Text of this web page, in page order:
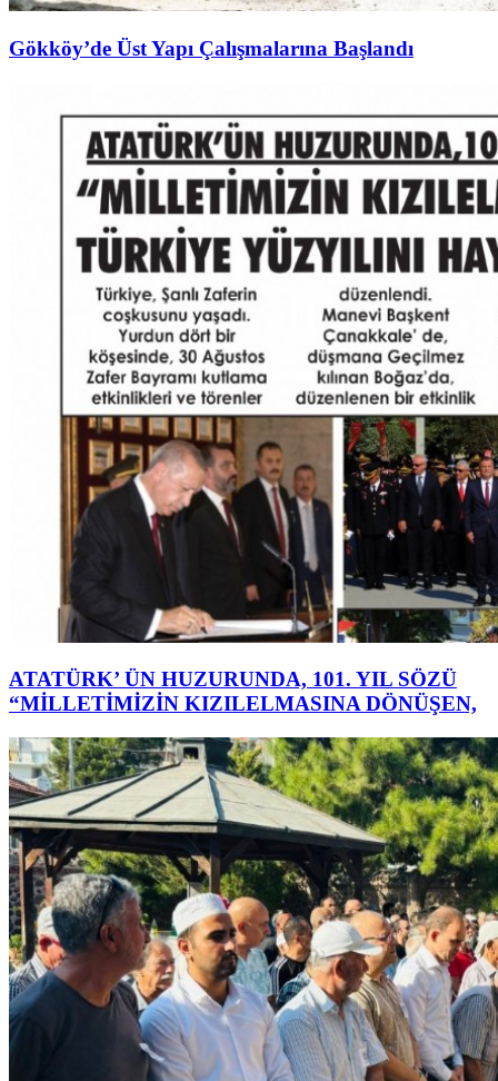
Gökköy’de Üst Yapı Çalışmalarına Başlandı
ATATÜRK’ ÜN HUZURUNDA, 101. YIL SÖZÜ
“MİLLETİMİZİN KIZILELMASINA DÖNÜŞEN,